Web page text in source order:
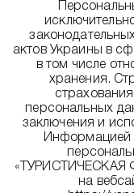
актов Украины в
в том числе
хранения.
персональных
заключения и
Информацией
«ТУРИСТИЧЕСКАЯ
на